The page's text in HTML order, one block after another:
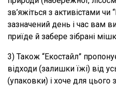
зв’яжіться з активістами чи
зазначений день і час вам
приїде й забере зібрані
3) Також “Екостайл”
відходи (залишки їжі) від
(упаковки) і хоче для цього